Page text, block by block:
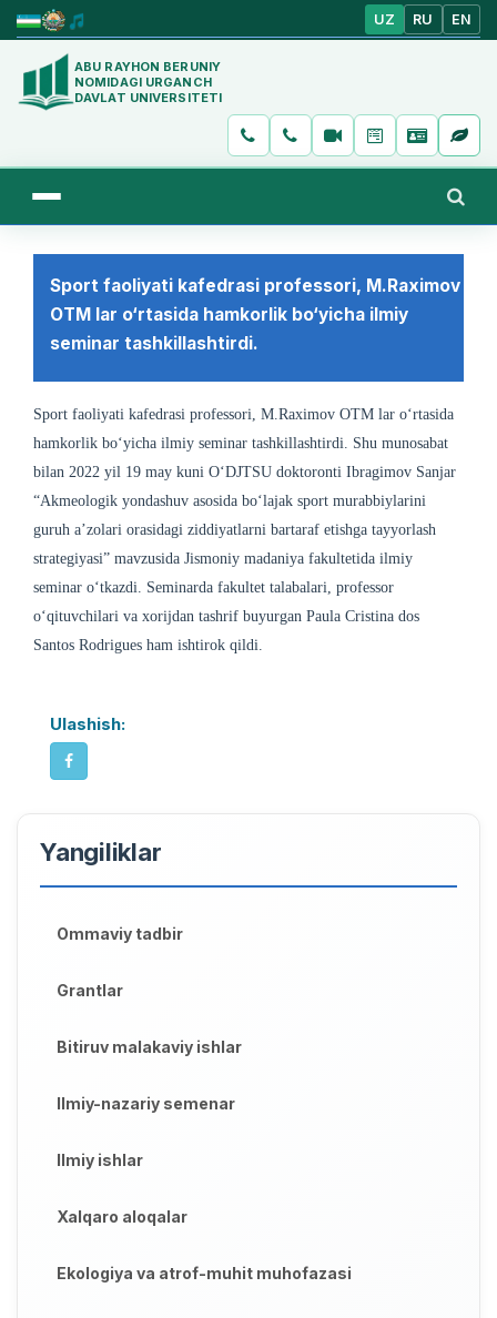
UZ RU EN
ABU RAYHON BERUNIY
NOMIDAGI URGANCH
DAVLAT UNIVERSITETI
Sport faoliyati kafedrasi professori, M.Raximov
OTM lar o‘rtasida hamkorlik bo‘yicha ilmiy
seminar tashkillashtirdi.
Sport faoliyati kafedrasi professori, M.Raximov OTM lar o‘rtasida
hamkorlik bo‘yicha ilmiy seminar tashkillashtirdi. Shu munosabat
bilan 2022 yil 19 may kuni O‘DJTSU doktoronti Ibragimov Sanjar
“Akmeologik yondashuv asosida bo‘lajak sport murabbiylarini
guruh a’zolari orasidagi ziddiyatlarni bartaraf etishga tayyorlash
strategiyasi” mavzusida Jismoniy madaniya fakultetida ilmiy
seminar o‘tkazdi. Seminarda fakultet talabalari, professor
o‘qituvchilari va xorijdan tashrif buyurgan Paula Cristina dos
Santos Rodrigues ham ishtirok qildi.
Ulashish:
Yangiliklar
Ommaviy tadbir
Grantlar
Bitiruv malakaviy ishlar
Ilmiy-nazariy semenar
Ilmiy ishlar
Xalqaro aloqalar
Ekologiya va atrof-muhit muhofazasi